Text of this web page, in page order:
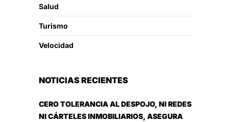
Salud
Turismo
Velocidad
NOTICIAS RECIENTES
CERO TOLERANCIA AL DESPOJO, NI REDES
NI CÁRTELES INMOBILIARIOS, ASEGURA